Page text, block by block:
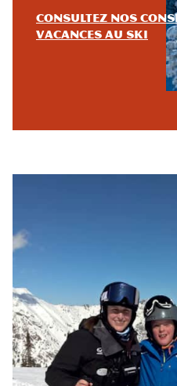
Consultez nos
vacances au ski